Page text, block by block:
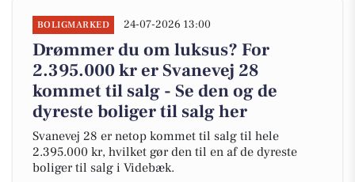
BOLIGMARKED 24-07-2026 13:00
Drømmer du om luksus? For
2.395.000 kr er Svanevej 28
kommet til salg - Se den og de
dyreste boliger til salg her
Svanevej 28 er netop kommet til salg til hele
2.395.000 kr, hvilket gør den til en af de dyreste
boliger til salg i Videbæk.